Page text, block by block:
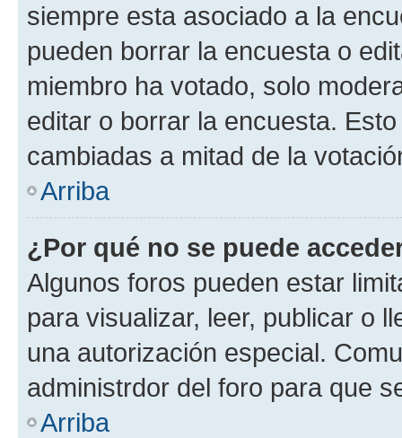
siempre esta asociado a la
pueden borrar la encuesta o
miembro ha votado, solo
editar o borrar la encuesta.
cambiadas a mitad de la
Arriba
¿Por qué no se puede
Algunos foros pueden estar
para visualizar, leer, publicar o
una autorización especial.
administrdor del foro para que
Arriba